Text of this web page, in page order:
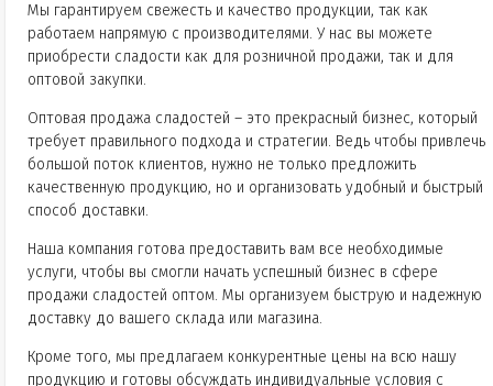
Мы гарантируем свежесть и качество продукции, так как
работаем напрямую с производителями. У нас вы можете
приобрести сладости как для розничной продажи, так и для
оптовой закупки.
Оптовая продажа сладостей – это прекрасный бизнес, который
требует правильного подхода и стратегии. Ведь чтобы привлечь
большой поток клиентов, нужно не только предложить
качественную продукцию, но и организовать удобный и быстрый
способ доставки.
Наша компания готова предоставить вам все необходимые
услуги, чтобы вы смогли начать успешный бизнес в сфере
продажи сладостей оптом. Мы организуем быструю и надежную
доставку до вашего склада или магазина.
Кроме того, мы предлагаем конкурентные цены на всю нашу
продукцию и готовы обсуждать индивидуальные условия с